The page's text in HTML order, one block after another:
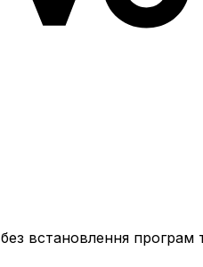
встановлення програм